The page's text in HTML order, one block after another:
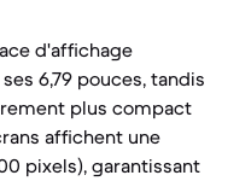
d'affichage
6,79 pouces, tandis
plus compact
affichent une
pixels), garantissant